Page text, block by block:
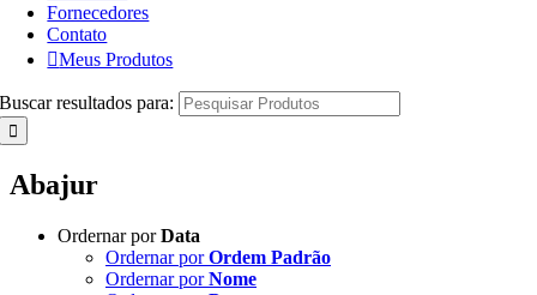
Fornecedores
Contato
Meus Produtos
Buscar resultados para:
Abajur
Ordernar porData
Ordernar porOrdem Padrão
Ordernar porNome